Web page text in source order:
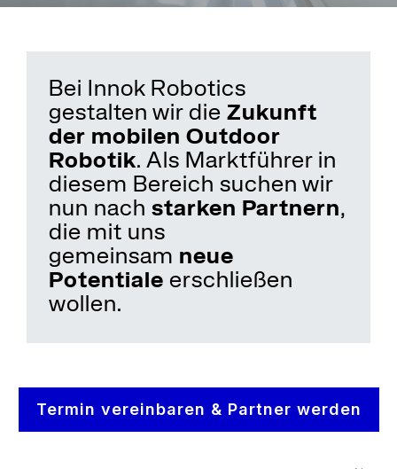
Bei Innok Robotics
gestalten wir die Zukunft
der mobilen Outdoor
Robotik. Als Marktführer in
diesem Bereich suchen wir
nun nach starken Partnern,
die mit uns
gemeinsam neue
Potentiale erschließen
wollen.
Termin vereinbaren & Partner werden